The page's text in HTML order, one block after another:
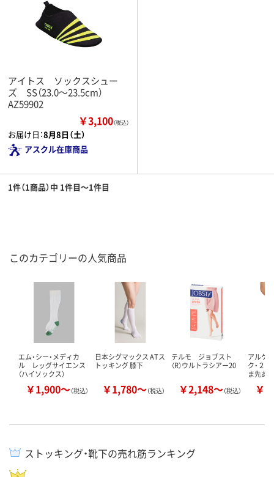
アイトス ソックスシュー
ズ SS（23.0～23.5cm）
AZ59902
￥3,100（税込）
お届け日：8月8日（土）
アスクル在庫商品
1件（1商品）中 1件目～1件目
このカテゴリーの人気商品
エム・シー・メディカ
ル レッグサイエンス
（ハイソックス）
￥1,900～（税込）
日本シグマックス ATス
トッキング 膝下
￥1,780～（税込）
テルモ ジョブスト
（R）ウルトラシアー20
￥2,148～（税込）
アルケ
ク・２
ま先あり
￥
ストッキング・靴下の売れ筋ランキング